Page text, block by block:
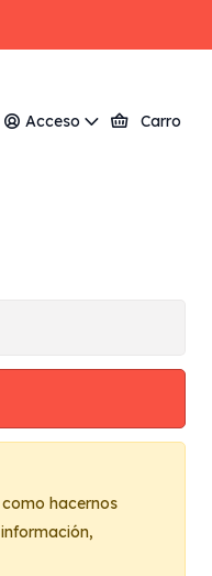
Acceso Carro
hacernos